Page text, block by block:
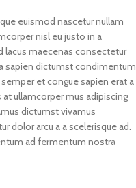
euismod nascetur nullam
nisl eu justo in a
lacus maecenas consectetur
sapien dictumst condimentum
et congue sapien erat a
ullamcorper mus adipiscing
dictumst vivamus
dolor arcu a a scelerisque ad.
ad fermentum nostra